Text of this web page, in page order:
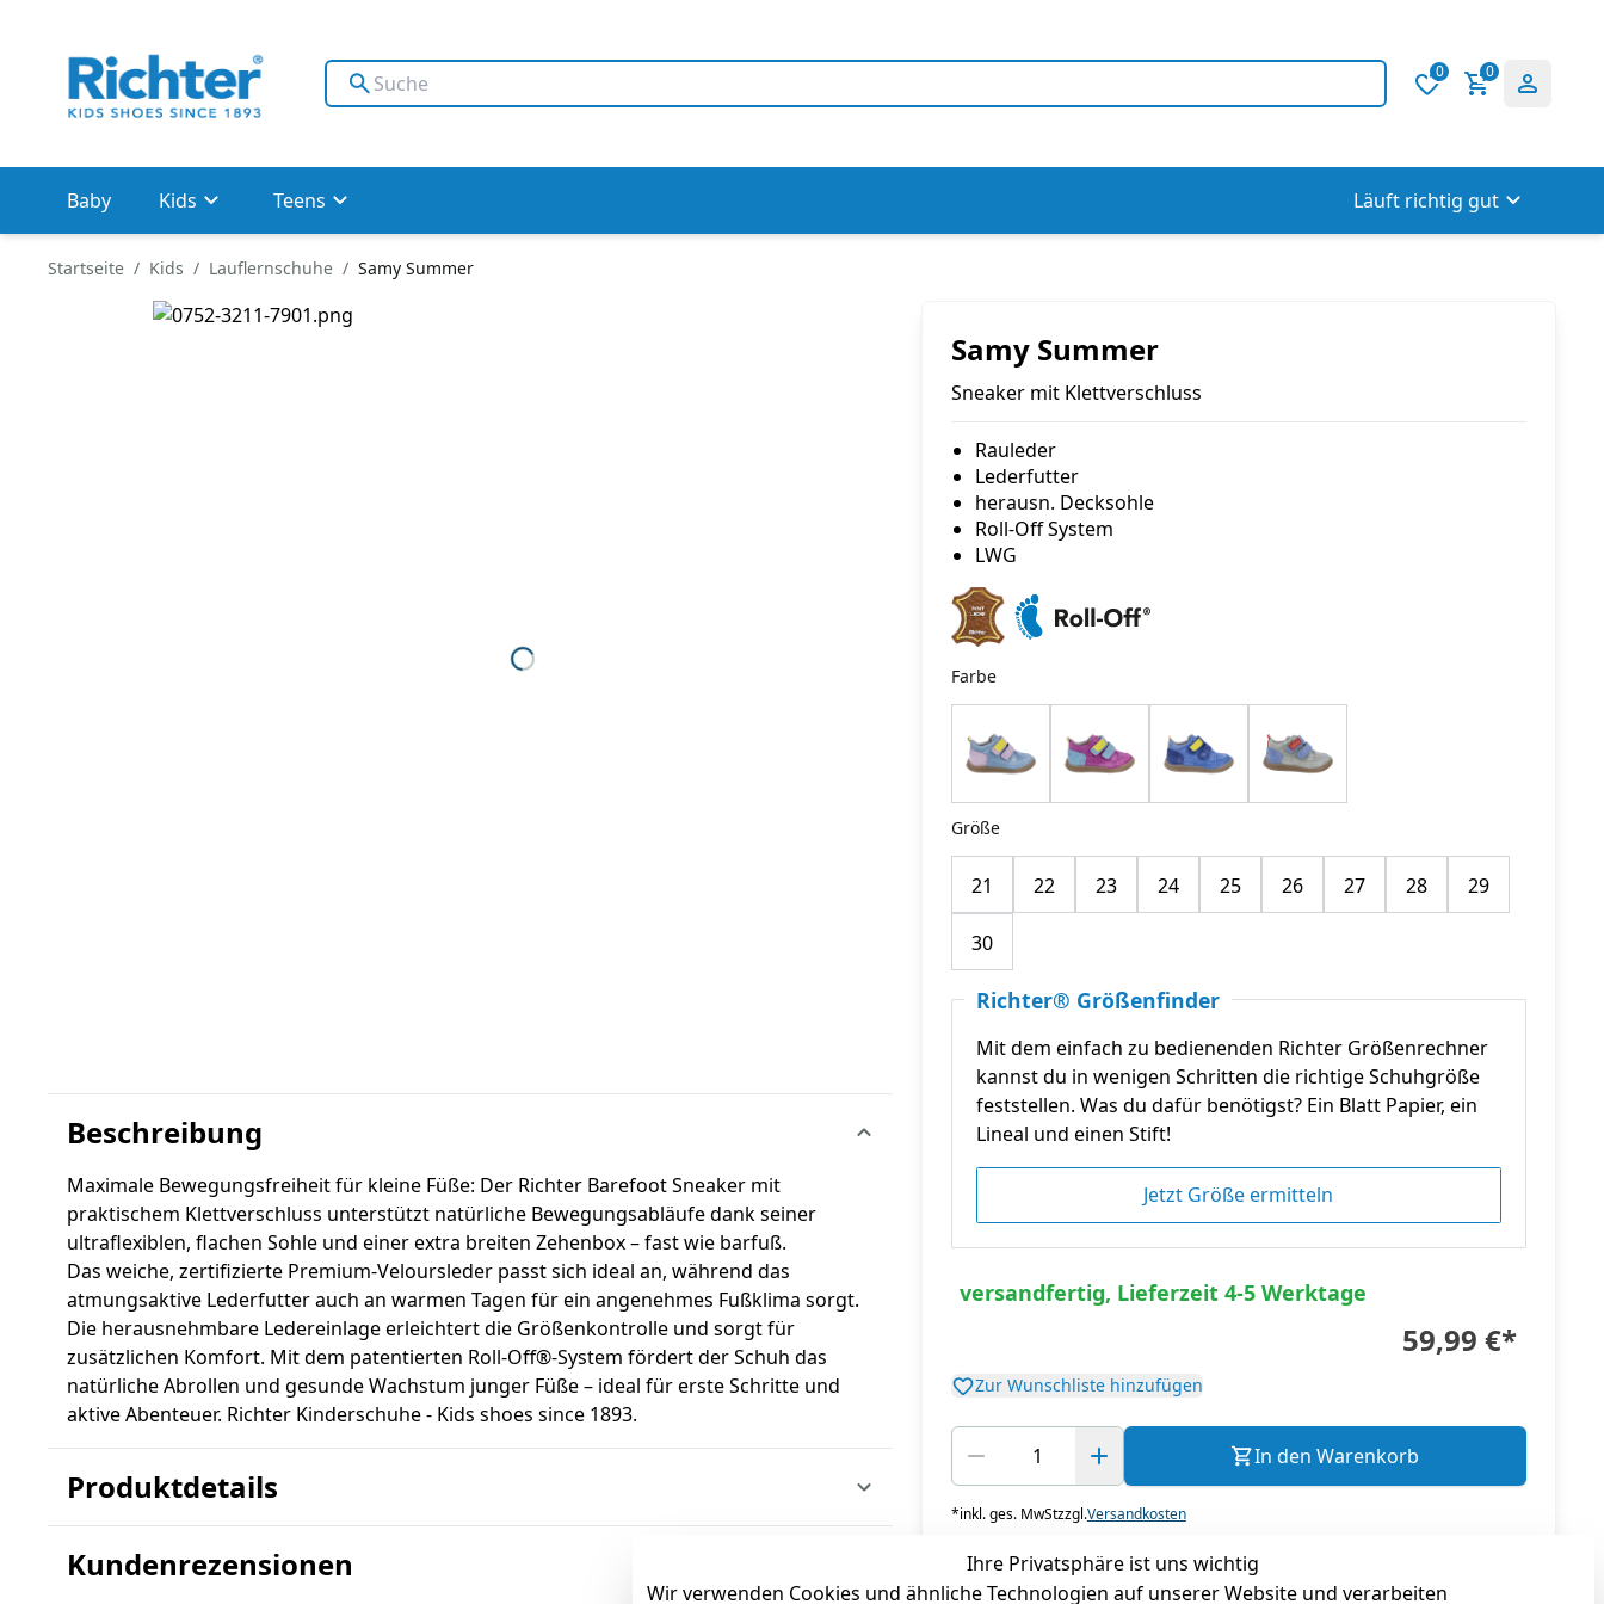
0 0
Baby Kids Teens Läuft richtig gut
Startseite Kids Lauflernschuhe Samy Summer
Samy Summer
Sneaker mit Klettverschluss
Rauleder
Lederfutter
herausn. Decksohle
Roll-Off System
LWG
Farbe
Größe
21 22 23 24 25 26 27 28 29
30
Richter® Größenfinder
Mit dem einfach zu bedienenden Richter Größenrechner
kannst du in wenigen Schritten die richtige Schuhgröße
feststellen. Was du dafür benötigst? Ein Blatt Papier, ein
Lineal und einen Stift!
Jetzt Größe ermitteln
versandfertig, Lieferzeit 4-5 Werktage
59,99 €*
Zur Wunschliste hinzufügen
In den Warenkorb
*inkl. ges. MwStzzgl.Versandkosten
Beschreibung
Maximale Bewegungsfreiheit für kleine Füße: Der Richter Barefoot Sneaker mit
praktischem Klettverschluss unterstützt natürliche Bewegungsabläufe dank seiner
ultraflexiblen, flachen Sohle und einer extra breiten Zehenbox – fast wie barfuß.
Das weiche, zertifizierte Premium-Veloursleder passt sich ideal an, während das
atmungsaktive Lederfutter auch an warmen Tagen für ein angenehmes Fußklima sorgt.
Die herausnehmbare Ledereinlage erleichtert die Größenkontrolle und sorgt für
zusätzlichen Komfort. Mit dem patentierten Roll-Off®-System fördert der Schuh das
natürliche Abrollen und gesunde Wachstum junger Füße – ideal für erste Schritte und
aktive Abenteuer. Richter Kinderschuhe - Kids shoes since 1893.
Produktdetails
Kundenrezensionen
Ihre Privatsphäre ist uns wichtig
Wir verwenden Cookies und ähnliche Technologien auf unserer Website und verarbeiten